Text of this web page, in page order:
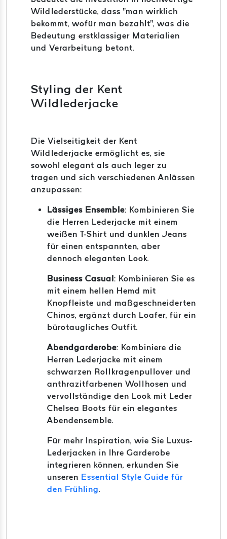
Wildlederstücke, dass "man wirklich
bekommt, wofür man bezahlt", was die
Bedeutung erstklassiger Materialien
und Verarbeitung betont.
Styling der Kent
Wildlederjacke
Die Vielseitigkeit der Kent
Wildlederjacke ermöglicht es, sie
sowohl elegant als auch leger zu
tragen und sich verschiedenen Anlässen
anzupassen:
Lässiges Ensemble: Kombinieren Sie
die Herren Lederjacke mit einem
weißen T-Shirt und dunklen Jeans
für einen entspannten, aber
dennoch eleganten Look.
Business Casual: Kombinieren Sie es
mit einem hellen Hemd mit
Knopfleiste und maßgeschneiderten
Chinos, ergänzt durch Loafer, für ein
bürotaugliches Outfit.
Abendgarderobe: Kombiniere die
Herren Lederjacke mit einem
schwarzen Rollkragenpullover und
anthrazitfarbenen Wollhosen und
vervollständige den Look mit Leder
Chelsea Boots für ein elegantes
Abendensemble.
Für mehr Inspiration, wie Sie Luxus-
Lederjacken in Ihre Garderobe
integrieren können, erkunden Sie
unseren Essential Style Guide für
den Frühling.